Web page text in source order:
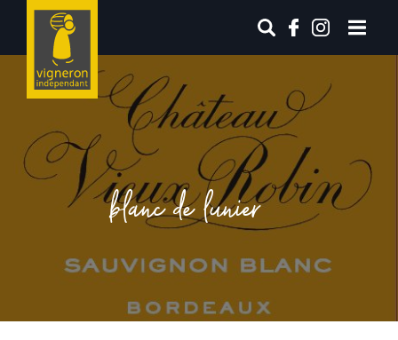
blanc de lunier